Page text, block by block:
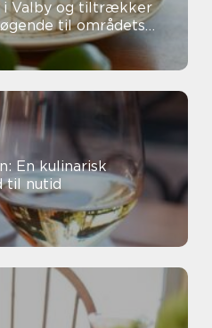
Valby og tiltrækker
til områdets
caféer og
En kulinarisk
til nutid